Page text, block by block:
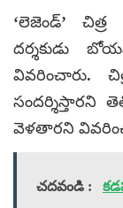
‘లెజెండ్’
దర్శకుడు
వివరించారు.
వెళతారని
చదవండి :